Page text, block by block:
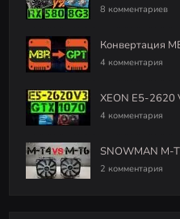
8 комментариев
Конвертация
4 комментария
XEON E5-2620
4 комментария
SNOWMAN M-
2 комментария